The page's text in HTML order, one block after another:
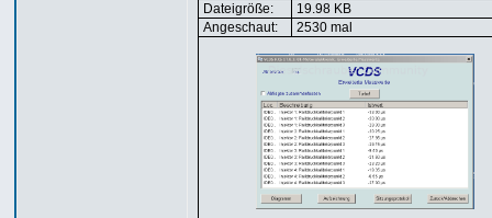
Dateigröße:
19.98 KB
Angeschaut:
2530 mal